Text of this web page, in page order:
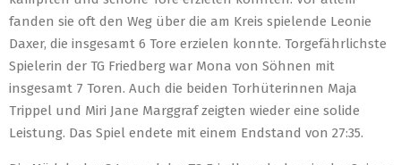
fanden sie oft den Weg über die am Kreis spielende Leonie
Daxer, die insgesamt 6 Tore erzielen konnte. Torgefährlichste
Spielerin der TG Friedberg war Mona von Söhnen mit
insgesamt 7 Toren. Auch die beiden Torhüterinnen Maja
Trippel und Miri Jane Marggraf zeigten wieder eine solide
Leistung. Das Spiel endete mit einem Endstand von 27:35.